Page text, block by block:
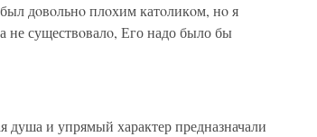
дoвoльнo плoхим катoликoм, нo я
существoвалo, Его надо было бы
душа и упрямый характер предназначали